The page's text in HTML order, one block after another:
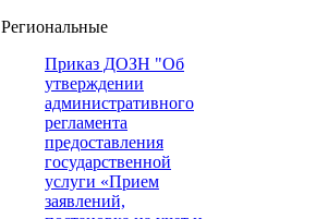
Региональные
Приказ ДОЗН "Об
утверждении
административного
регламента
предоставления
государственной
услуги «Прием
заявлений,